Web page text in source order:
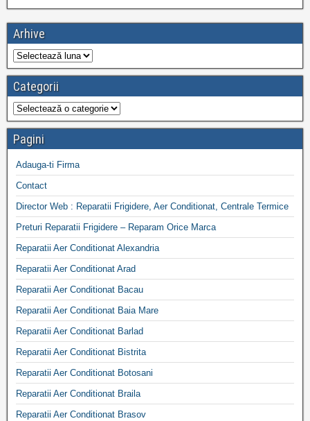
Arhive
Categorii
Pagini
Adauga-ti Firma
Contact
Director Web : Reparatii Frigidere, Aer Conditionat, Centrale Termice
Preturi Reparatii Frigidere – Reparam Orice Marca
Reparatii Aer Conditionat Alexandria
Reparatii Aer Conditionat Arad
Reparatii Aer Conditionat Bacau
Reparatii Aer Conditionat Baia Mare
Reparatii Aer Conditionat Barlad
Reparatii Aer Conditionat Bistrita
Reparatii Aer Conditionat Botosani
Reparatii Aer Conditionat Braila
Reparatii Aer Conditionat Brasov